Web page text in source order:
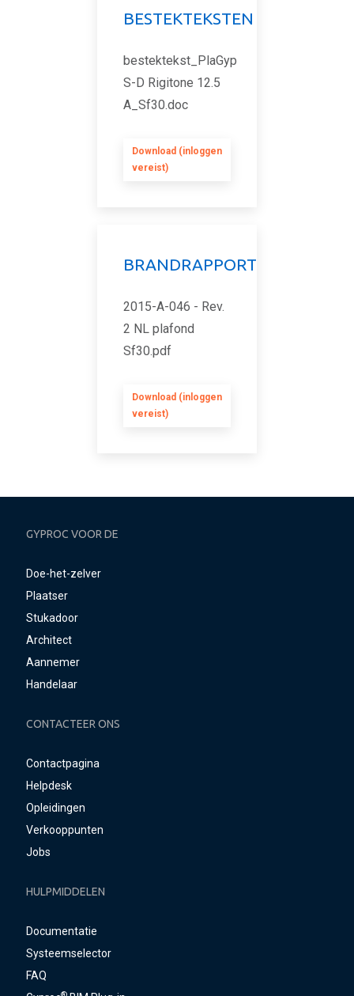
BESTEKTEKSTEN
bestektekst_PlaGyp
S-D Rigitone 12.5
A_Sf30.doc
Download (inloggen
vereist)
BRANDRAPPORT
2015-A-046 - Rev.
2 NL plafond
Sf30.pdf
Download (inloggen
vereist)
GYPROC VOOR DE
Doe-het-zelver
Plaatser
Stukadoor
Architect
Aannemer
Handelaar
CONTACTEER ONS
Contactpagina
Helpdesk
Opleidingen
Verkooppunten
Jobs
HULPMIDDELEN
Documentatie
Systeemselector
FAQ